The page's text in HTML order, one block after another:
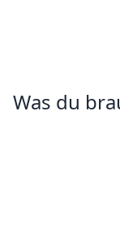
Was du